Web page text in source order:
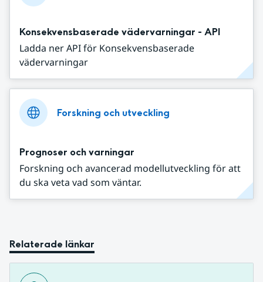
Konsekvensbaserade vädervarningar - API
Ladda ner API för Konsekvensbaserade
vädervarningar
Forskning och utveckling
Prognoser och varningar
Forskning och avancerad modellutveckling för att
du ska veta vad som väntar.
Relaterade länkar